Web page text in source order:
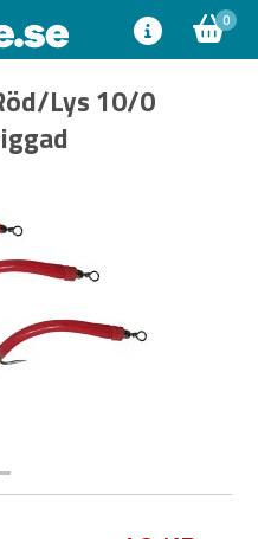
0
Lys 10/0